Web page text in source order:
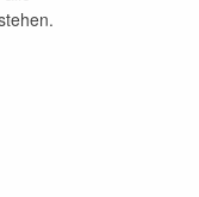
sicher und
im Osten
100-